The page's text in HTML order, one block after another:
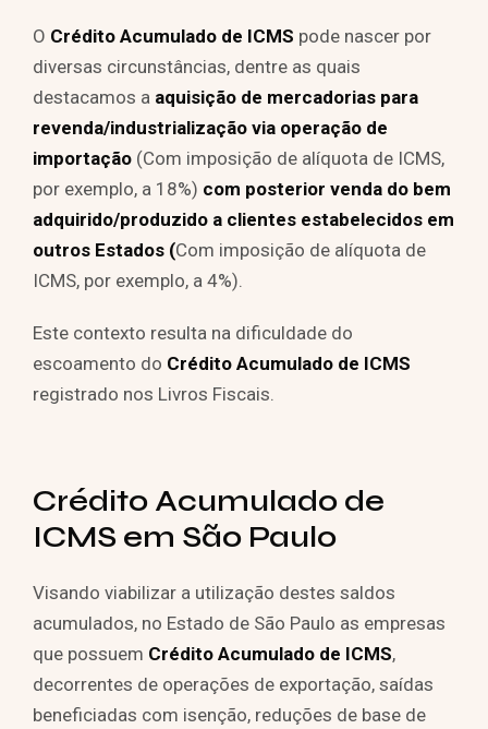
O Crédito Acumulado de ICMS pode nascer por
diversas circunstâncias, dentre as quais
destacamos a aquisição de mercadorias para
revenda/industrialização via operação de
importação (Com imposição de alíquota de ICMS,
por exemplo, a 18%) com posterior venda do bem
adquirido/produzido a clientes estabelecidos em
outros Estados (Com imposição de alíquota de
ICMS, por exemplo, a 4%).
Este contexto resulta na dificuldade do
escoamento do Crédito Acumulado de ICMS
registrado nos Livros Fiscais.
Crédito Acumulado de
ICMS em São Paulo
Visando viabilizar a utilização destes saldos
acumulados, no Estado de São Paulo as empresas
que possuem Crédito Acumulado de ICMS,
decorrentes de operações de exportação, saídas
beneficiadas com isenção, reduções de base de